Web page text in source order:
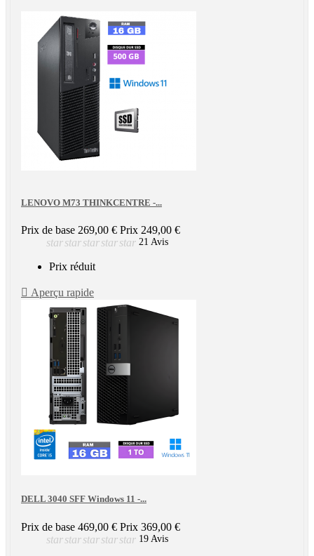
LENOVO M73 THINKCENTRE -...
Prix de base 269,00 € Prix 249,00 €
starstarstarstarstar 21 Avis
Prix réduit
 Aperçu rapide
DELL 3040 SFF Windows 11 -...
Prix de base 469,00 € Prix 369,00 €
starstarstarstarstar 19 Avis